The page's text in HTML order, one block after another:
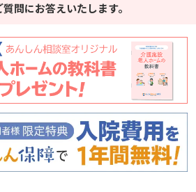
問にお答えいたします。